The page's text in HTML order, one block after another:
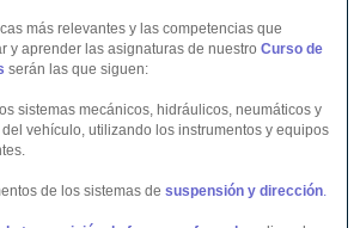
más relevantes y las competencias que
y aprender las asignaturas de nuestro Curso de
serán las que siguen:
sistemas mecánicos, hidráulicos, neumáticos y
vehículo, utilizando los instrumentos y equipos
de los sistemas de suspensión y dirección.